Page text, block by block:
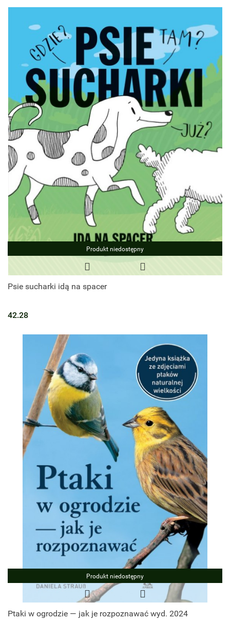
Produkt niedostępny
Psie sucharki idą na spacer
42.28
Produkt niedostępny
Ptaki w ogrodzie — jak je rozpoznawać wyd. 2024